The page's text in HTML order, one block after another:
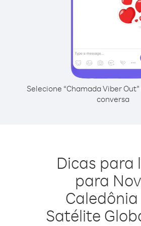
Selecione “Chamada Viber
conversa
Dicas para
para
Satélite